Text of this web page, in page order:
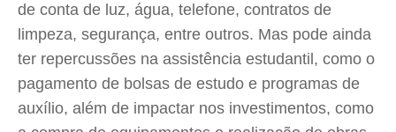
de conta de luz, água, telefone, contratos de
limpeza, segurança, entre outros. Mas pode ainda
ter repercussões na assistência estudantil, como o
pagamento de bolsas de estudo e programas de
auxílio, além de impactar nos investimentos, como